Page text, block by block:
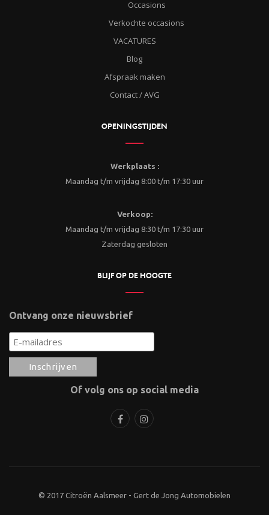
Occasions
Verkochte occasions
VACATURES
Blog
Afspraak maken
Contact / AVG
OPENINGSTIJDEN
Werkplaats :
Maandag t/m vrijdag 8:00 t/m 17:30 uur
Verkoop:
Maandag t/m vrijdag 8:30 t/m 17:30 uur
Zaterdag gesloten
BLIJF OP DE HOOGTE
Ontvang onze nieuwsbrief
Of volg ons op social media
© 2017 Citroën Aalsmeer - Gert de Jong Automobielen